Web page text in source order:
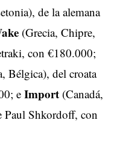
de la alemana
(Grecia, Chipre,
con €180.000;
Bélgica), del croata
e Import (Canadá,
Paul Shkordoff, con